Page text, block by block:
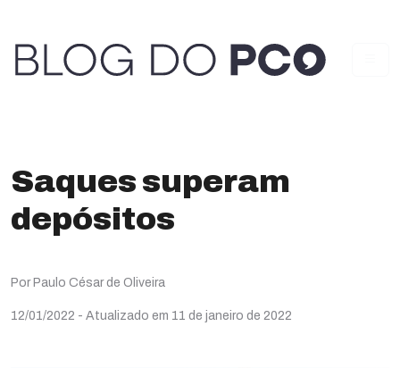
Saques superam
depósitos
Por Paulo César de Oliveira
12/01/2022 - Atualizado em 11 de janeiro de 2022